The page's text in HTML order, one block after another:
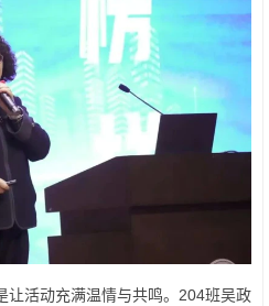
让活动充满温情与共鸣。204班吴政